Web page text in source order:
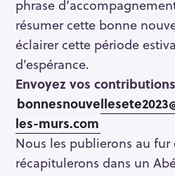
phrase
résumer cette bonne
éclairer cette période
d’espérance.
Envoyez vos
les-murs.com
Nous les publierons au fur
récapitulerons dans un
S
e
a
r
h
f
o
r